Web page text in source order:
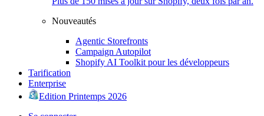
Nouveautés
Agentic Storefronts
Campaign Autopilot
Shopify AI Toolkit pour les développeurs
Tarification
Enterprise
Edition Printemps 2026